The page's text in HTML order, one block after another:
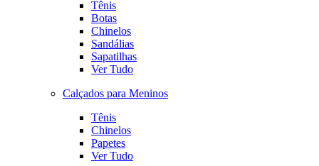
Tênis
Botas
Chinelos
Sandálias
Sapatilhas
Ver Tudo
Calçados para Meninos
Tênis
Chinelos
Papetes
Ver Tudo